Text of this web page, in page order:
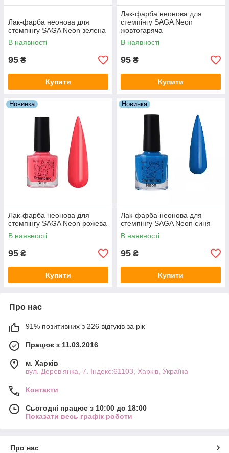
Лак-фарба неонова для
стемпінгу SAGA Neon зелена
В наявності
95 ₴
Купити
Лак-фарба неонова для
стемпінгу SAGA Neon
жовтогаряча
В наявності
95 ₴
Купити
Новинка
Лак-фарба неонова для
стемпінгу SAGA Neon рожева
В наявності
95 ₴
Купити
Новинка
Лак-фарба неонова для
стемпінгу SAGA Neon синя
В наявності
95 ₴
Купити
Про нас
91% позитивних з 226 відгуків за рік
Працює з 11.03.2016
м. Харків
вул. Дерев'янка, 7. Індекс:61103, Харків, Україна
Контакти
Сьогодні працює з 10:00 до 18:00
Показати весь графік роботи
Про нас